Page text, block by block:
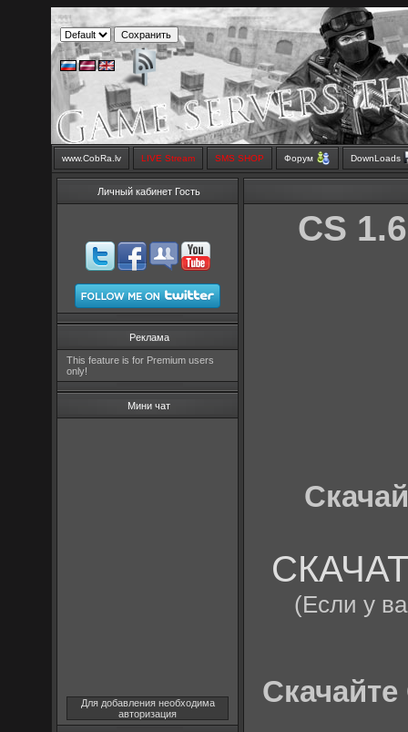
www.CobRa.lv LIVE Stream SMS SHOP Форум DownLoads
Личный кабинет Гость
Реклама
This feature is for Premium users
only!
Мини чат
Для добавления необходима
авторизация
CS
(Если у